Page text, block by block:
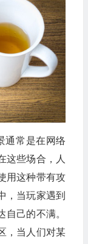
通常是在网络
这些场合，人
用这种带有攻
，当玩家遇到
己的不满。
，当人们对某